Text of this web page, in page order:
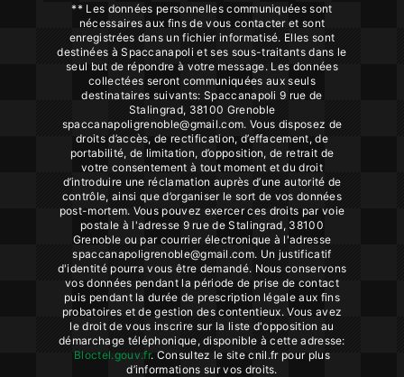
** Les données personnelles communiquées sont
nécessaires aux fins de vous contacter et sont
enregistrées dans un fichier informatisé. Elles sont
destinées à Spaccanapoli et ses sous-traitants dans le
seul but de répondre à votre message. Les données
collectées seront communiquées aux seuls
destinataires suivants: Spaccanapoli 9 rue de
Stalingrad, 38100 Grenoble
spaccanapoligrenoble@gmail.com. Vous disposez de
droits d’accès, de rectification, d’effacement, de
portabilité, de limitation, d’opposition, de retrait de
votre consentement à tout moment et du droit
d’introduire une réclamation auprès d’une autorité de
contrôle, ainsi que d’organiser le sort de vos données
post-mortem. Vous pouvez exercer ces droits par voie
postale à l'adresse 9 rue de Stalingrad, 38100
Grenoble ou par courrier électronique à l'adresse
spaccanapoligrenoble@gmail.com. Un justificatif
d'identité pourra vous être demandé. Nous conservons
vos données pendant la période de prise de contact
puis pendant la durée de prescription légale aux fins
probatoires et de gestion des contentieux. Vous avez
le droit de vous inscrire sur la liste d'opposition au
démarchage téléphonique, disponible à cette adresse:
Bloctel.gouv.fr. Consultez le site cnil.fr pour plus
d’informations sur vos droits.